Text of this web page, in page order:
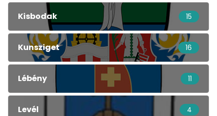
Kisbodak 15
Kunsziget 16
Lébény 11
Levél 4